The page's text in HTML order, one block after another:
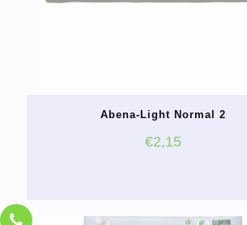
Abena-Light Normal 2
€2,15